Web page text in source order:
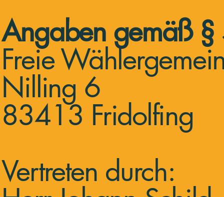
Angaben gemäß
Freie
Nilling 6
83413 Fridolfing
Vertreten durch: